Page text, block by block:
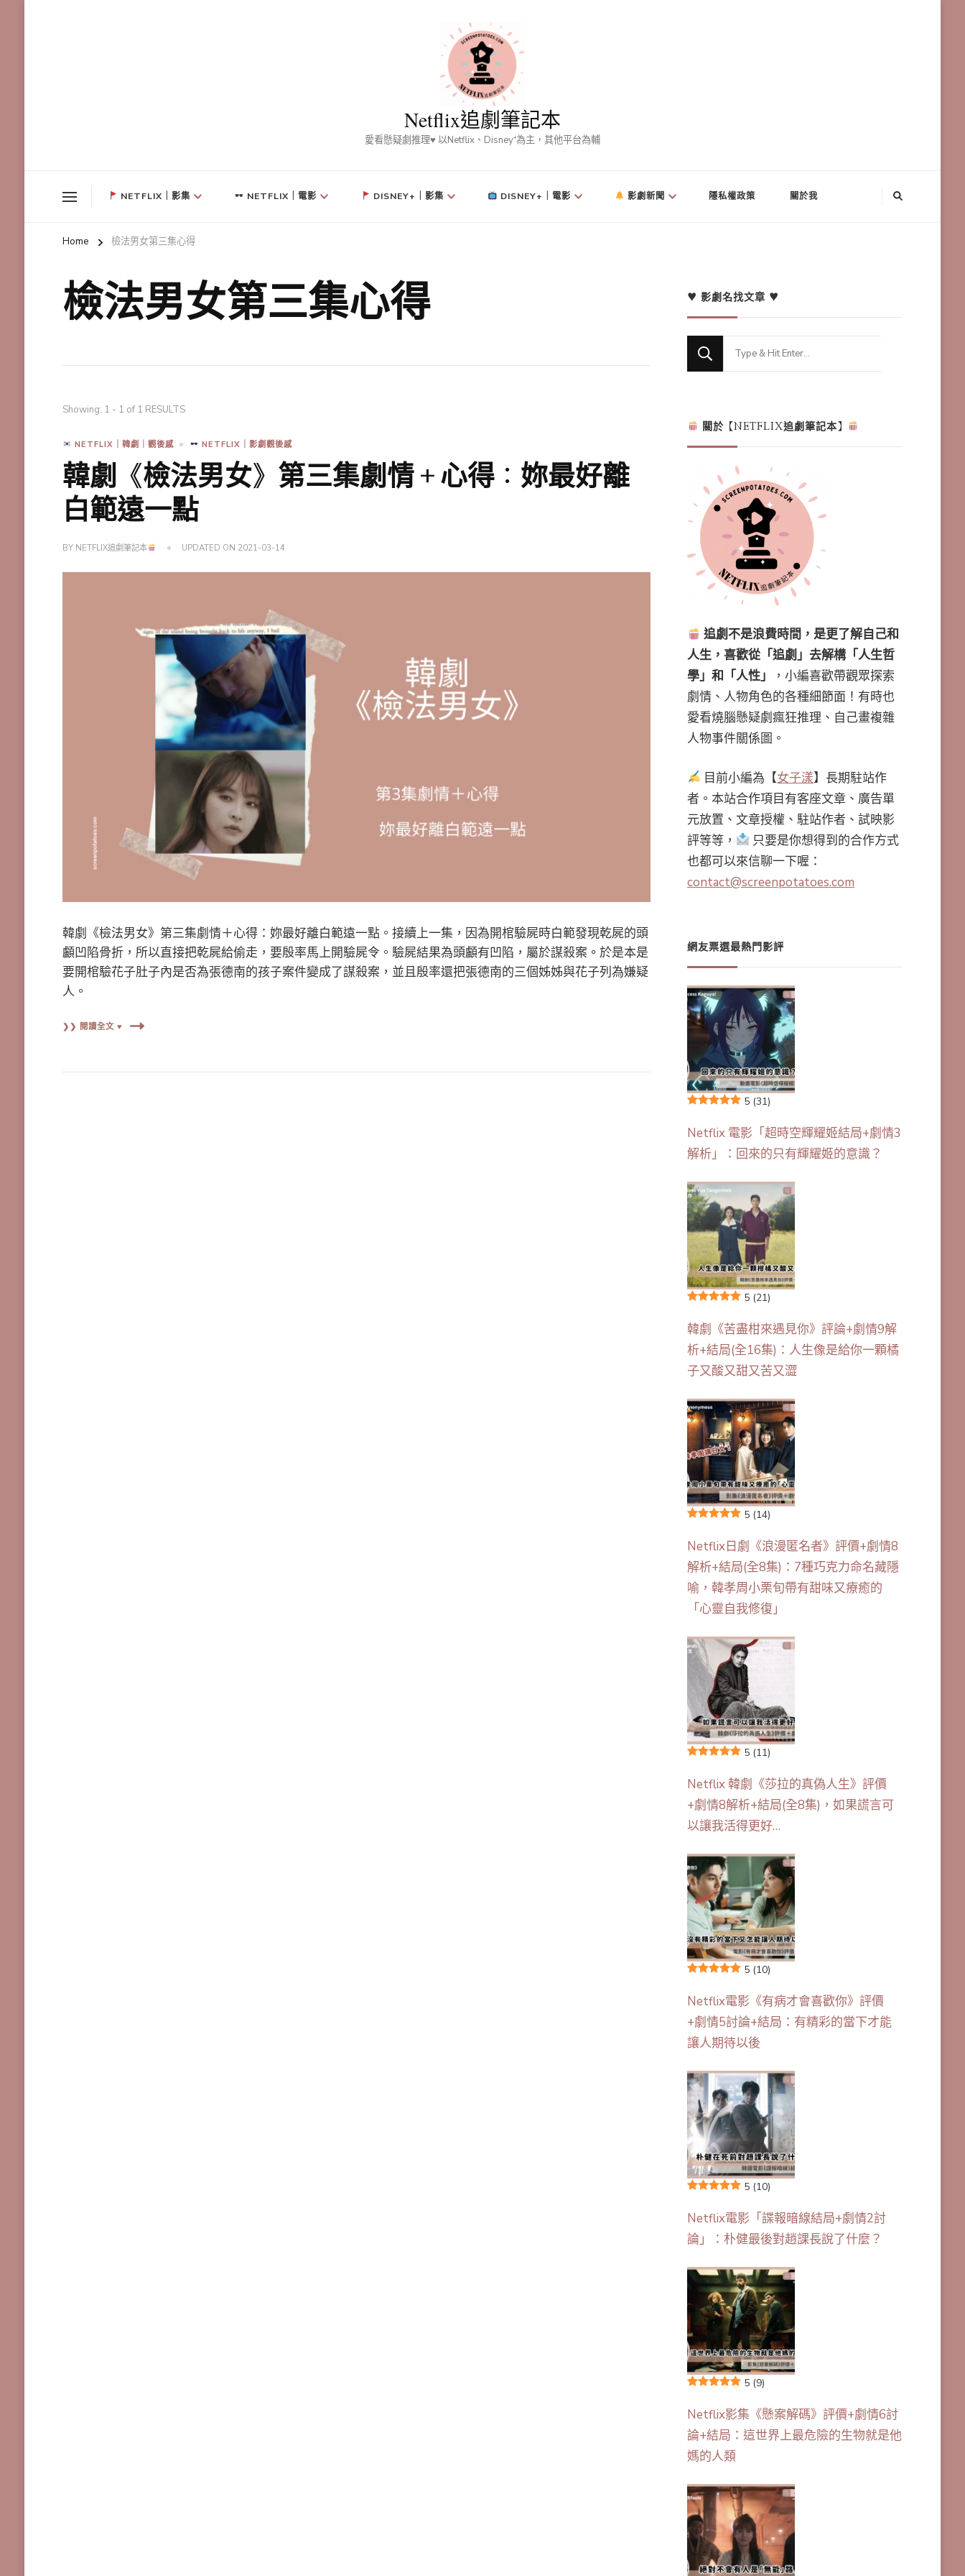
Netflix追劇筆記本
愛看懸疑劇推理♥ 以Netflix、Disney⁺為主，其他平台為輔
NETFLIX｜影集 NETFLIX｜電影 DISNEY+｜影集 DISNEY+｜電影 影劇新聞 隱私權政策 關於我
Home 檢法男女第三集心得
檢法男女第三集心得
Showing: 1 - 1 of 1 RESULTS
NETFLIX｜韓劇｜觀後感 NETFLIX｜影劇觀後感
韓劇《檢法男女》第三集劇情＋心得：妳最好離
白範遠一點
BY NETFLIX追劇筆記本 UPDATED ON 2021-03-14
韓劇《檢法男女》第三集劇情＋心得：妳最好離白範遠一點。接續上一集，因為開棺驗屍時白範發現乾屍的頭
顱凹陷骨折，所以直接把乾屍給偷走，要殷率馬上開驗屍令。驗屍結果為頭顱有凹陷，屬於謀殺案。於是本是
要開棺驗花子肚子內是否為張德南的孩子案件變成了謀殺案，並且殷率還把張德南的三個姊姊與花子列為嫌疑
人。
❯❯ 閱讀全文 ♥
♥ 影劇名找文章 ♥
Looking
關於【NETFLIX追劇筆記本】
追劇不是浪費時間，是更了解自己和
人生，喜歡從「追劇」去解構「人生哲
學」和「人性」
，小編喜歡帶觀眾探索
劇情、人物角色的各種細節面！有時也
愛看燒腦懸疑劇瘋狂推理、自己畫複雜
人物事件關係圖。
目前小編為【女子漾】長期駐站作
者。本站合作項目有客座文章、廣告單
元放置、文章授權、駐站作者、試映影
評等等，
只要是你想得到的合作方式
也都可以來信聊一下喔：
contact@screenpotatoes.com
網友票選最熱門影評
5 (31)
Netflix 電影「超時空輝耀姬結局+劇情3
解析」：回來的只有輝耀姬的意識？
5 (21)
韓劇《苦盡柑來遇見你》評論+劇情9解
析+結局(全16集)：人生像是給你一顆橘
子又酸又甜又苦又澀
5 (14)
Netflix日劇《浪漫匿名者》評價+劇情8
解析+結局(全8集)：7種巧克力命名藏隱
喻，韓孝周小栗旬帶有甜味又療癒的
「心靈自我修復」
5 (11)
Netflix 韓劇《莎拉的真偽人生》評價
+劇情8解析+結局(全8集)，如果謊言可
以讓我活得更好…
5 (10)
Netflix電影《有病才會喜歡你》評價
+劇情5討論+結局：有精彩的當下才能
讓人期待以後
5 (10)
Netflix電影「諜報暗線結局+劇情2討
論」：朴健最後對趙課長說了什麼？
5 (9)
Netflix影集《懸案解碼》評價+劇情6討
論+結局：這世界上最危險的生物就是他
媽的人類